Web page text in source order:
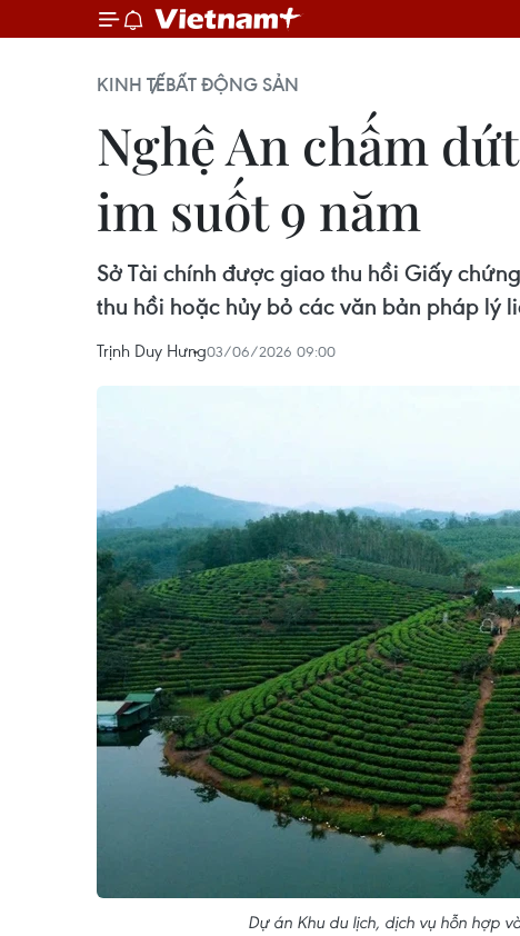
KINH TẾBẤT ĐỘNG SẢN
Nghệ An chấm
im suốt 9 năm
Sở Tài chính được giao thu hồi Giấy
thu hồi hoặc hủy bỏ các văn bản pháp lý
Trịnh Duy Hưng03/06/2026 09:00
Dự án Khu du lịch, dịch vụ hỗn hợp